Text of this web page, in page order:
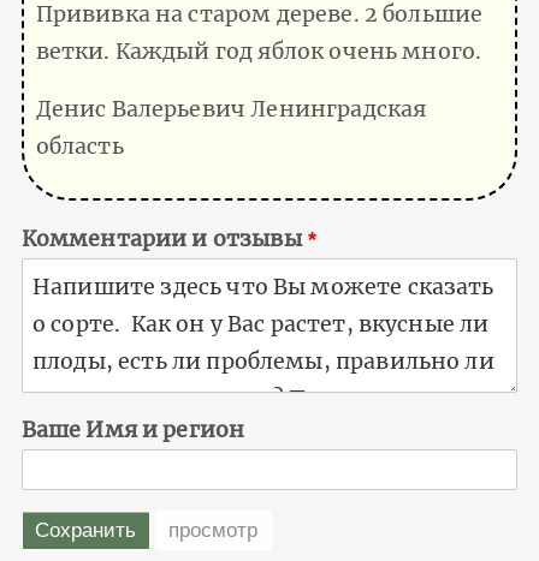
Прививка на старом дереве. 2 большие
ветки. Каждый год яблок очень много.
Денис Валерьевич Ленинградская
область
Комментарии и отзывы
Ваше Имя и регион